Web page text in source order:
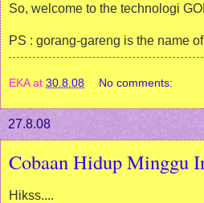
So, welcome to the technologi
PS : gorang-gareng is the name
EKA at 30.8.08 No comments:
27.8.08
Cobaan Hidup Minggu
Hikss....